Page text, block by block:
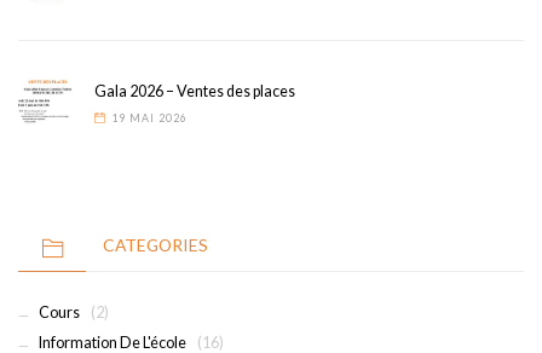
Gala 2026 – Ventes des places
19 MAI 2026
CATEGORIES
Cours
(2)
Information De L'école
(16)